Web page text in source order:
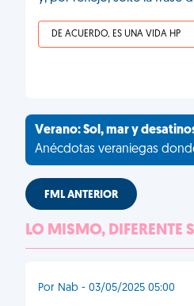
DE ACUERDO, ES UNA VIDA HP
Verano: Sol, mar y
Anécdotas veraniegas
FML ANTERIOR
LO MISMO, DIFERENTE
Por Nab - 03/05/2025 05:00